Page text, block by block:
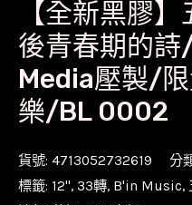
【全新黑膠
後青春期的
Media壓製/
樂/BL 0002
貨號: 4713052732619 分
標籤: 12'', 33轉, B'in Music,